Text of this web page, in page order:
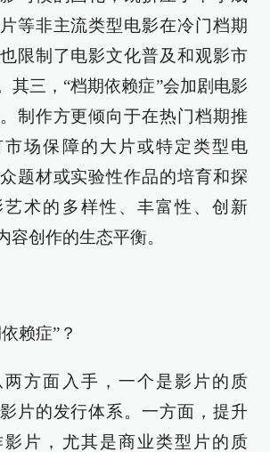
等非主流类型电影在冷门档期
限制了电影文化普及和观影市
其三，“档期依赖症”会加剧电影
制作方更倾向于在热门档期推
市场保障的大片或特定类型电
题材或实验性作品的培育和探
艺术的多样性、丰富性、创新
容创作的生态平衡。
赖症”？
两方面入手，一个是影片的质
片的发行体系。一方面，提升
影片，尤其是商业类型片的质